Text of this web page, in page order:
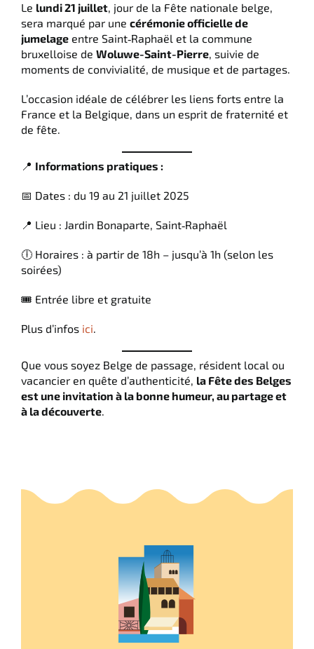
Le lundi 21 juillet, jour de la Fête nationale belge,
sera marqué par une cérémonie officielle de
jumelageentre Saint‑Raphaël et la commune
bruxelloise de Woluwe-Saint-Pierre, suivie de
moments de convivialité, de musique et de partages.
L’occasion idéale de célébrer les liens forts entre la
France et la Belgique, dans un esprit de fraternité et
de fête.
📍 Informations pratiques :
📅 Dates : du 19 au 21 juillet 2025
📍 Lieu : Jardin Bonaparte, Saint‑Raphaël
🕕 Horaires : à partir de 18h – jusqu’à 1h (selon les
soirées)
🎟️ Entrée libre et gratuite
Plus d’infos ici.
Que vous soyez Belge de passage, résident local ou
vacancier en quête d’authenticité, la Fête des Belges
est une invitation à la bonne humeur, au partage et
à la découverte.